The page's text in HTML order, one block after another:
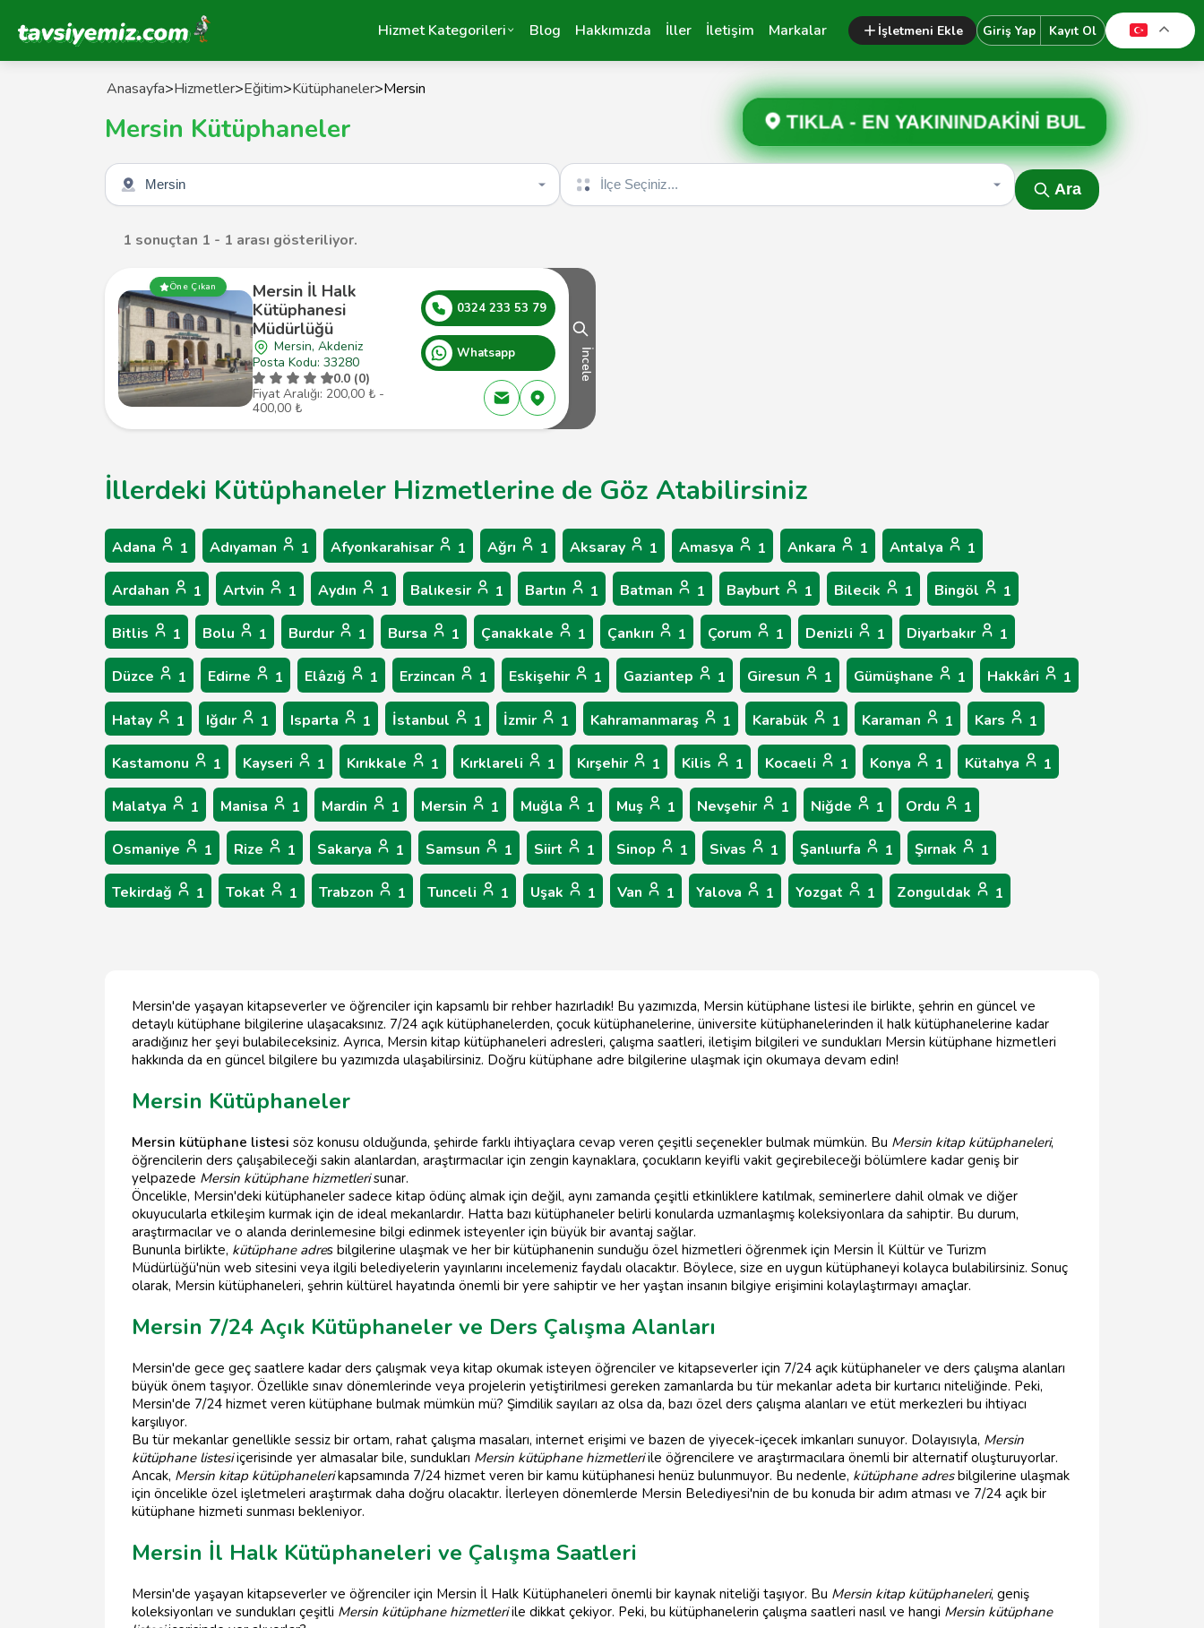
Tavsiyemiz Anasayfa Hizmet Kategorileri Blog Hakkımızda İller İletişim Markalar İşletmeni Ekle Giriş Yap Kayıt Ol
Anasayfa>Hizmetler>Eğitim>Kütüphaneler>Mersin
Mersin Kütüphaneler TIKLA -EN YAKININDAKİNİ BUL
Şehir seçin İlçe seçin
Ara
1 sonuçtan 1 - 1 arası gösteriliyor.
Öne Çıkan
Mersin İl Halk
Kütüphanesi
Müdürlüğü
Mersin, Akdeniz
Posta Kodu: 33280
0.0 (0)
Fiyat Aralığı: 200,00 ₺ -
400,00 ₺
0324 233 53 79
Whatsapp İncele
İllerdeki Kütüphaneler Hizmetlerine de Göz Atabilirsiniz
Adana 1 Adıyaman 1 Afyonkarahisar 1 Ağrı 1 Aksaray 1 Amasya 1 Ankara 1 Antalya 1
Ardahan 1 Artvin 1 Aydın 1 Balıkesir 1 Bartın 1 Batman 1 Bayburt 1 Bilecik 1 Bingöl 1
Bitlis 1 Bolu 1 Burdur 1 Bursa 1 Çanakkale 1 Çankırı 1 Çorum 1 Denizli 1 Diyarbakır 1
Düzce 1 Edirne 1 Elâzığ 1 Erzincan 1 Eskişehir 1 Gaziantep 1 Giresun 1 Gümüşhane 1 Hakkâri 1
Hatay 1 Iğdır 1 Isparta 1 İstanbul 1 İzmir 1 Kahramanmaraş 1 Karabük 1 Karaman 1 Kars 1
Kastamonu 1 Kayseri 1 Kırıkkale 1 Kırklareli 1 Kırşehir 1 Kilis 1 Kocaeli 1 Konya 1 Kütahya 1
Malatya 1 Manisa 1 Mardin 1 Mersin 1 Muğla 1 Muş 1 Nevşehir 1 Niğde 1 Ordu 1
Osmaniye 1 Rize 1 Sakarya 1 Samsun 1 Siirt 1 Sinop 1 Sivas 1 Şanlıurfa 1 Şırnak 1
Tekirdağ 1 Tokat 1 Trabzon 1 Tunceli 1 Uşak 1 Van 1 Yalova 1 Yozgat 1 Zonguldak 1
Mersin'de yaşayan kitapseverler ve öğrenciler için kapsamlı bir rehber hazırladık! Bu yazımızda, Mersin kütüphane listesi ile birlikte, şehrin en güncel ve
detaylı kütüphane bilgilerine ulaşacaksınız. 7/24 açık kütüphanelerden, çocuk kütüphanelerine, üniversite kütüphanelerinden il halk kütüphanelerine kadar
aradığınız her şeyi bulabileceksiniz. Ayrıca, Mersin kitap kütüphaneleri adresleri, çalışma saatleri, iletişim bilgileri ve sundukları Mersin kütüphane hizmetleri
hakkında da en güncel bilgilere bu yazımızda ulaşabilirsiniz. Doğru kütüphane adre bilgilerine ulaşmak için okumaya devam edin!
Mersin Kütüphaneler
Mersin kütüphane listesi söz konusu olduğunda, şehirde farklı ihtiyaçlara cevap veren çeşitli seçenekler bulmak mümkün. Bu Mersin kitap kütüphaneleri,
öğrencilerin ders çalışabileceği sakin alanlardan, araştırmacılar için zengin kaynaklara, çocukların keyifli vakit geçirebileceği bölümlere kadar geniş bir
yelpazede Mersin kütüphane hizmetlerisunar.
Öncelikle, Mersin'deki kütüphaneler sadece kitap ödünç almak için değil, aynı zamanda çeşitli etkinliklere katılmak, seminerlere dahil olmak ve diğer
okuyucularla etkileşim kurmak için de ideal mekanlardır. Hatta bazı kütüphaneler belirli konularda uzmanlaşmış koleksiyonlara da sahiptir. Bu durum,
araştırmacılar ve o alanda derinlemesine bilgi edinmek isteyenler için büyük bir avantaj sağlar.
Bununla birlikte, kütüphane adres bilgilerine ulaşmak ve her bir kütüphanenin sunduğu özel hizmetleri öğrenmek için Mersin İl Kültür ve Turizm
Müdürlüğü'nün web sitesini veya ilgili belediyelerin yayınlarını incelemeniz faydalı olacaktır. Böylece, size en uygun kütüphaneyi kolayca bulabilirsiniz. Sonuç
olarak, Mersin kütüphaneleri, şehrin kültürel hayatında önemli bir yere sahiptir ve her yaştan insanın bilgiye erişimini kolaylaştırmayı amaçlar.
Mersin 7/24 Açık Kütüphaneler ve Ders Çalışma Alanları
Mersin'de gece geç saatlere kadar ders çalışmak veya kitap okumak isteyen öğrenciler ve kitapseverler için 7/24 açık kütüphaneler ve ders çalışma alanları
büyük önem taşıyor. Özellikle sınav dönemlerinde veya projelerin yetiştirilmesi gereken zamanlarda bu tür mekanlar adeta bir kurtarıcı niteliğinde. Peki,
Mersin'de 7/24 hizmet veren kütüphane bulmak mümkün mü? Şimdilik sayıları az olsa da, bazı özel ders çalışma alanları ve etüt merkezleri bu ihtiyacı
karşılıyor.
Bu tür mekanlar genellikle sessiz bir ortam, rahat çalışma masaları, internet erişimi ve bazen de yiyecek-içecek imkanları sunuyor. Dolayısıyla, Mersin
kütüphane listesiiçerisinde yer almasalar bile, sundukları Mersin kütüphane hizmetleriile öğrencilere ve araştırmacılara önemli bir alternatif oluşturuyorlar.
Ancak, Mersin kitap kütüphanelerikapsamında 7/24 hizmet veren bir kamu kütüphanesi henüz bulunmuyor. Bu nedenle, kütüphane adresbilgilerine ulaşmak
için öncelikle özel işletmeleri araştırmak daha doğru olacaktır. İlerleyen dönemlerde Mersin Belediyesi'nin de bu konuda bir adım atması ve 7/24 açık bir
kütüphane hizmeti sunması bekleniyor.
Mersin İl Halk Kütüphaneleri ve Çalışma Saatleri
Mersin'de yaşayan kitapseverler ve öğrenciler için Mersin İl Halk Kütüphaneleri önemli bir kaynak niteliği taşıyor. Bu Mersin kitap kütüphaneleri, geniş
koleksiyonları ve sundukları çeşitli Mersin kütüphane hizmetleriile dikkat çekiyor. Peki, bu kütüphanelerin çalışma saatleri nasıl ve hangi Mersin kütüphane